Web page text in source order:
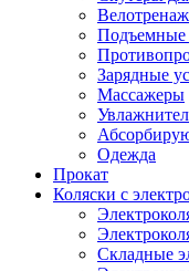
Подъемные
Зарядные
Массажеры
Одежда
Прокат
Коляски с
Складные